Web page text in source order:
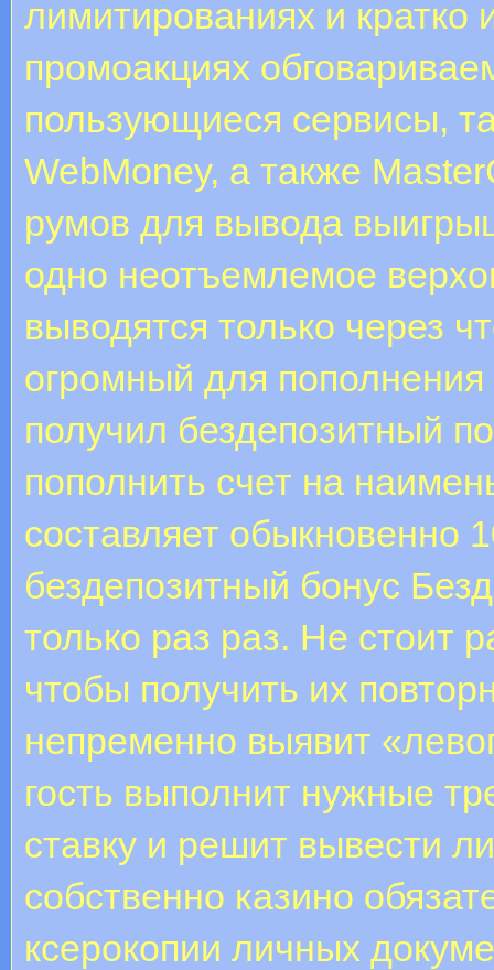
лимитированиях и
промоакциях
пользующиеся сервисы,
WebMoney, а также
румов для вывода
одно неотъемлемое
выводятся только через
огромный для
получил бездепозитный
пополнить счет на
составляет обыкновенно
бездепозитный бонус
только раз раз. Не стоит
чтобы получить их
непременно выявит
гость выполнит нужные
ставку и решит вывести
собственно казино
ксерокопии личных